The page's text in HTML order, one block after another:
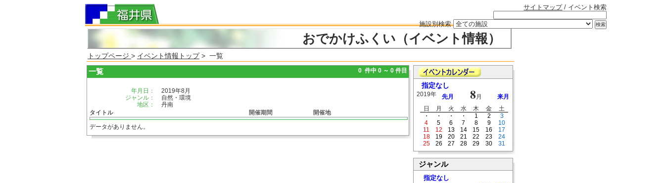
サイトマップ/ イベント検索
施設別検索
おでかけふくい（イベント情報）
トップページ > イベント情報トップ> 一覧
一覧 0 件中 0 ～ 0 件目
年月日：
2019年8月
ジャンル：
自然・環境
地区：
丹南
タイトル
開催期間 開催地
データがありません。
指定なし
2019年 先月 8 月
来月
日
月 火 水 木 金
土
・
・ ・ ・ 1 2
3
4
5 6 7 8 9
10
11
12 13 14 15 16
17
18
19 20 21 22 23
24
25
26 27 28 29 30 31
ジャンル
指定なし